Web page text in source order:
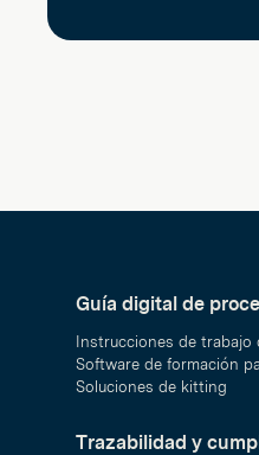
Guía digital de
Instrucciones de trabajo
Software de formación
Soluciones de kitting
Trazabilidad y